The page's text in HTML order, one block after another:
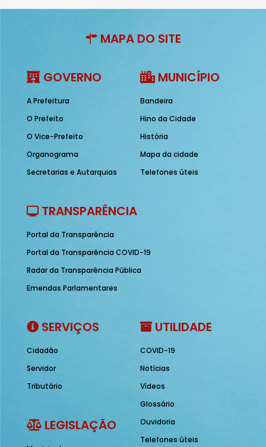
MAPA DO SITE
GOVERNO
A Prefeitura
O Prefeito
O Vice-Prefeito
Organograma
Secretarias e Autarquias
MUNICÍPIO
Bandeira
Hino da Cidade
História
Mapa da cidade
Telefones úteis
TRANSPARÊNCIA
Portal da Transparência
Portal da Transparência COVID-19
Radar da Transparência Pública
Emendas Parlamentares
SERVIÇOS
Cidadão
Servidor
Tributário
LEGISLAÇÃO
UTILIDADE
COVID-19
Notícias
Vídeos
Glossário
Ouvidoria
Telefones úteis